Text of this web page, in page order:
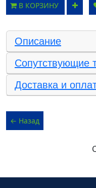
В КОРЗИНУ
Описание
Сопутствующие
Доставка и